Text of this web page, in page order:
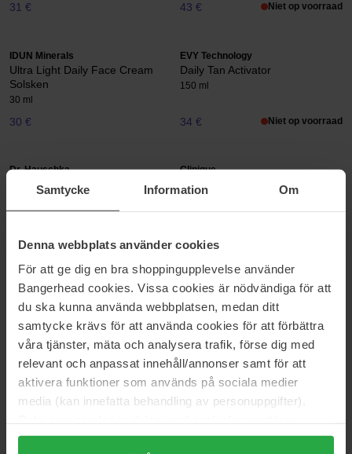
Samtycke Information Om
Denna webbplats använder cookies
För att ge dig en bra shoppingupplevelse använder
Bangerhead cookies. Vissa cookies är nödvändiga för att
du ska kunna använda webbplatsen, medan ditt
samtycke krävs för att använda cookies för att förbättra
våra tjänster, mäta och analysera trafik, förse dig med
relevant och anpassat innehåll/annonser samt för att
aktivera funktioner som används på sociala medier
media (kan innefatta behandling av personuppgifter).
Genom att trycka på "Tillåt alla cookies" accepterar du
31 € 43 € Niet op voorraad
IDUN Minerals
Ultra Light Daily Face Cream
Solsken
30 ml
30 €
EVY Technology
Daily Tan Activator
150 ml
34 € Niet op voorraad
Dr. Hauschka
Tinted Face Sun Cream
Clinique
SPF50 Mineral Sunscreen Face
Exuviance
Daily Corrector SPF35
73 €
Klairs
All-day Airy Mineral Sunscreen
35 €
COSRX
Ultra-Light Invisible Sunscreen
SPF50
22 € Niet op voorraad
COOLA
Refreshing Water Plumping Gel
SPF30
60 €